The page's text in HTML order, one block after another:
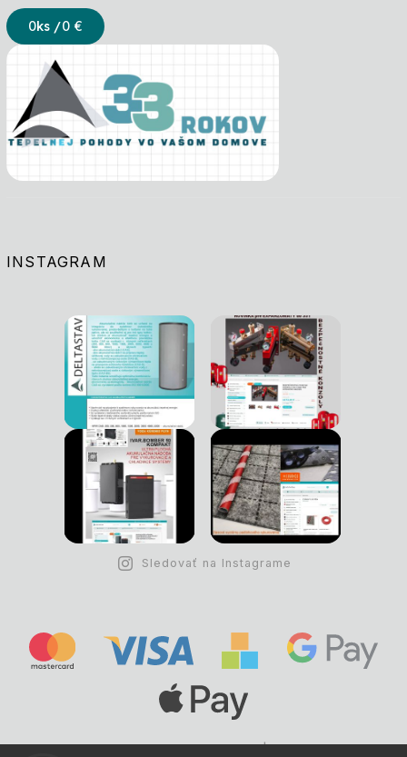
0ks /0 €
INSTAGRAM
Sledovať na Instagrame
Copyright © 1993 -2026 Deltastav.sk| .